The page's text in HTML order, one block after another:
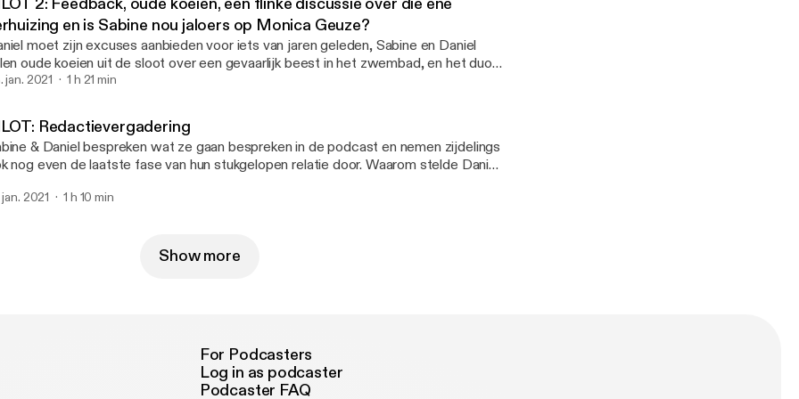
echt gestructureerd werd de podcast opnieuw niet, dus doopt het duo ook
aflevering tot pilot. Maar, ze leren het! :-)
en is Sabine nou jaloers op Monica Geuze?
moet zijn excuses aanbieden voor iets van jaren geleden, Sabine en Daniel
oude koeien uit de sloot over een gevaarlijk beest in het zwembad, en het duo
hun handen vol aan de feedback van luisteraar Sanne. Klinkt gezellig? Totdat ze
jan. 2021 1 h 21 min
Redactievergadering
& Daniel bespreken wat ze gaan bespreken in de podcast en nemen zijdelings
nog even de laatste fase van hun stukgelopen relatie door. Waarom stelde Daniel
jan. 2021 1 h 10 min
Show more
For Podcasters
Log in as podcaster
Podcaster FAQ